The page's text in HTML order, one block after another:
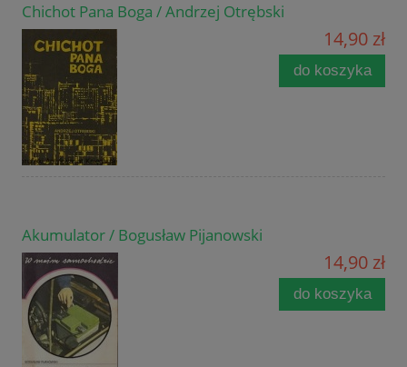
Chichot Pana Boga / Andrzej Otrębski
14,90 zł
do koszyka
Akumulator / Bogusław Pijanowski
14,90 zł
do koszyka